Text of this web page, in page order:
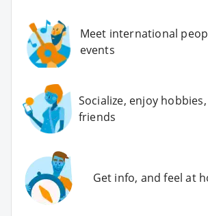
Meet international
events
Socialize, enjoy
friends
Get info, and feel at